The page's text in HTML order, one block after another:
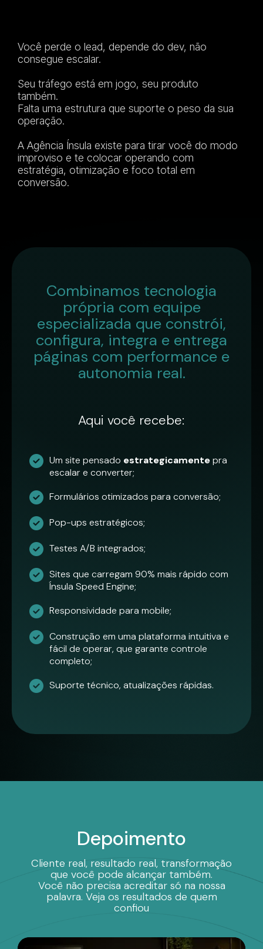
Você perde o lead, depende do dev, não
consegue escalar.
Seu tráfego está em jogo, seu produto
também.
Falta uma estrutura que suporte o peso da sua
operação.
A Agência Ínsula existe para tirar você do modo
improviso e te colocar operando com
estratégia, otimização e foco total em
conversão.
Combinamos tecnologia
própria com equipe
especializada que constrói,
configura, integra e entrega
páginas com performance e
autonomia real.
Aqui você recebe:
Um site pensado estrategicamentepra
escalar e converter;
Formulários otimizados para conversão;
Pop-ups estratégicos;
Testes A/B integrados;
Sites que carregam 90% mais rápido com
Ínsula Speed Engine;
Responsividade para mobile;
Construção em uma plataforma intuitiva e
fácil de operar, que garante controle
completo;
Suporte técnico, atualizações rápidas.
Depoimento
Cliente real, resultado real, transformação
que você pode alcançar também.
Você não precisa acreditar só na nossa
palavra. Veja os resultados de quem
confiou